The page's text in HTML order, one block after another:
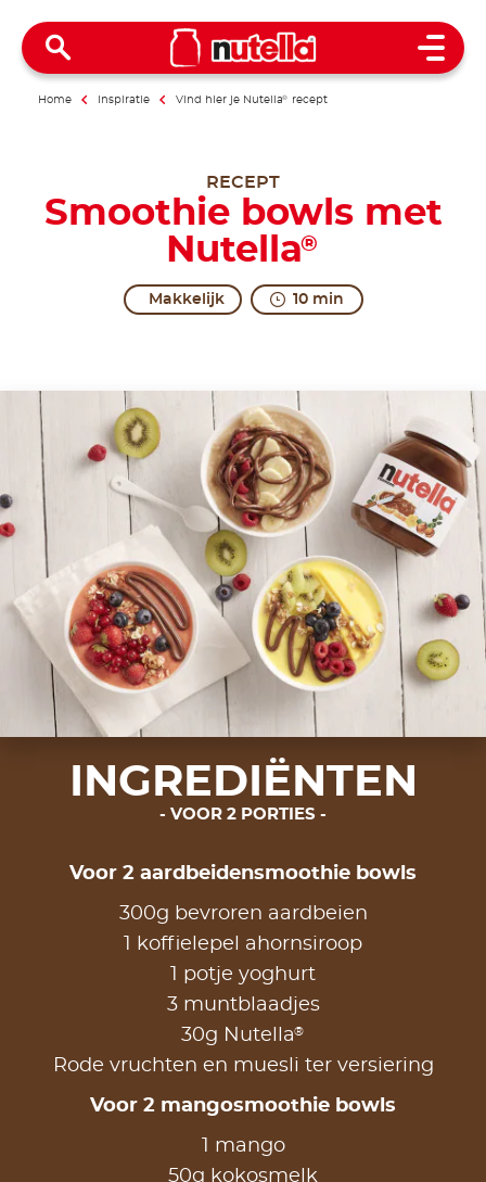
Open
Home Inspiratie Vind hier je Nutella® recept
RECEPT
Smoothie bowls met
Nutella®
Makkelijk 10 min
INGREDIËNTEN
VOOR 2 PORTIES
Voor 2 aardbeidensmoothie bowls
300g bevroren aardbeien
1 koffielepel ahornsiroop
1 potje yoghurt
3 muntblaadjes
30g Nutella®
Rode vruchten en muesli ter versiering
Voor 2 mangosmoothie bowls
1 mango
50g kokosmelk